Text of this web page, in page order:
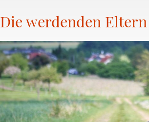
Die werdenden Eltern